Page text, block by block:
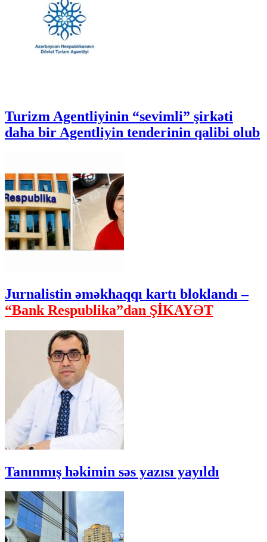
Turizm Agentliyinin “sevimli” şirkəti
daha bir Agentliyin tenderinin qalibi olub
Jurnalistin əməkhaqqı kartı bloklandı –
“Bank Respublika”dan ŞİKAYƏT
Tanınmış həkimin səs yazısı yayıldı